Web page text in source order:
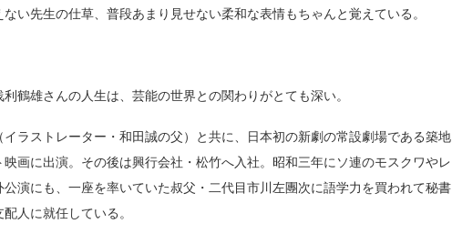
い先生の仕草、普段あまり見せない柔和な表情もちゃんと覚えている。
鶴雄さんの人生は、芸能の世界との関わりがとても深い。
ラストレーター・和田誠の父）と共に、日本初の新劇の常設劇場である築地
画に出演。その後は興行会社・松竹へ入社。昭和三年にソ連のモスクワやレ
演にも、一座を率いていた叔父・二代目市川左團次に語学力を買われて秘書
人に就任している。